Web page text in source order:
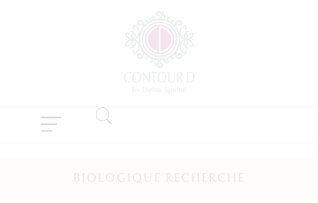
BIOLOGIQUE RECHERCHE